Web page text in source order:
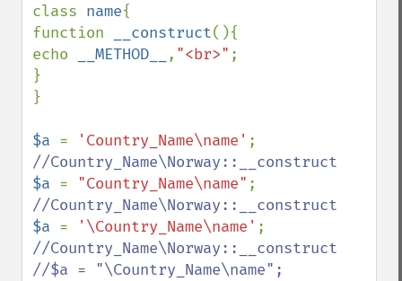
class name{
function
__construct(){
echo
__METHOD__ , "<br>" ;
}
}
$a = 'Country_Name\name'
$a = "Country_Name\name"
$a = '\Country_Name\name'
//Country_Name\Norway::__construct
//$a = "\Country_Name\name";